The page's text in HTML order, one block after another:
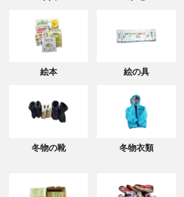
絵本 絵の具
冬物の靴 冬物衣類